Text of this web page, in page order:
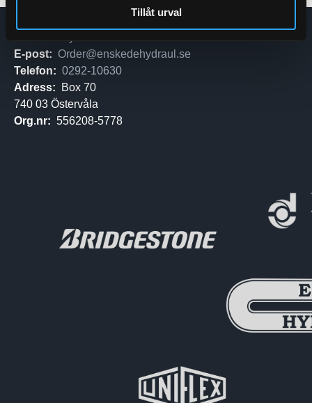
Tillåt urval
E-post: Order@enskedehydraul.se
Telefon: 0292-10630
Adress:
Box 70
740 03 Östervåla
Org.nr: 556208-5778